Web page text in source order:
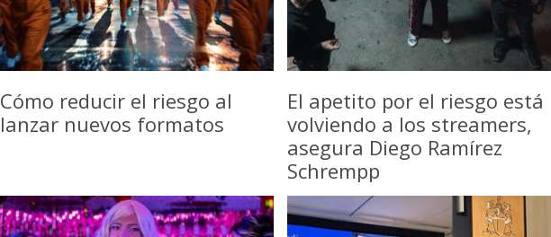
Cómo reducir el riesgo al
lanzar nuevos formatos
El apetito por el riesgo está
volviendo a los streamers,
asegura Diego Ramírez
Schrempp